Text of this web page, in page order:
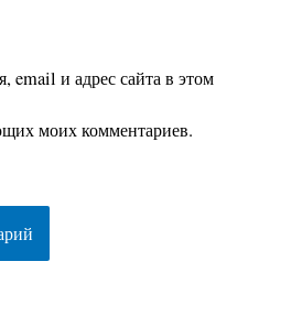
email и адрес сайта в этом
моих комментариев.